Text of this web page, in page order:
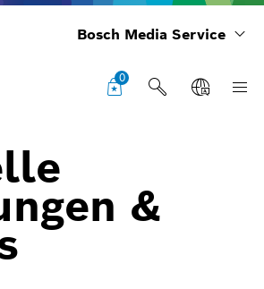
Bosch Media Service
0
&